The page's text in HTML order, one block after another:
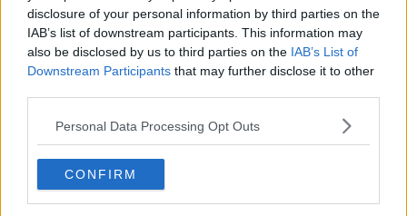
disclosure of your personal information by third parties on the
IAB’s list of downstream participants. This information may
also be disclosed by us to third parties on the IAB’s List of
Downstream Participants that may further disclose it to other
Personal Data Processing Opt Outs
CONFIRM